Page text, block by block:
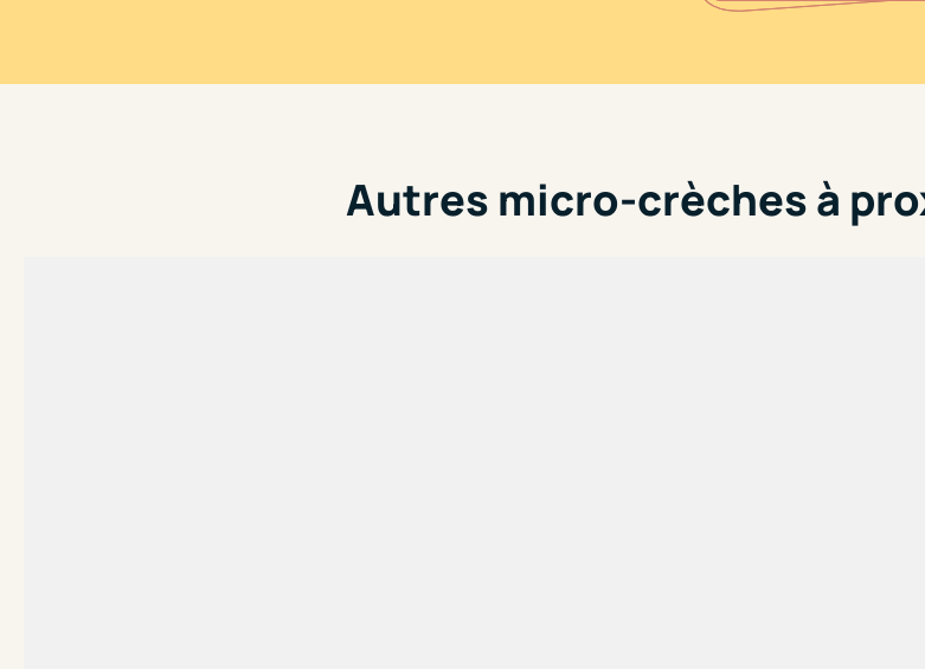
Autres micro-crèches à